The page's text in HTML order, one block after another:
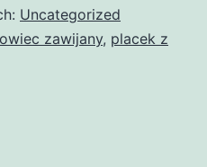
Uncategorized
zawijany, placek z